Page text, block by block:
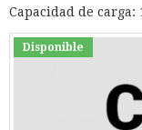
Capacidad de carga:
Disponible